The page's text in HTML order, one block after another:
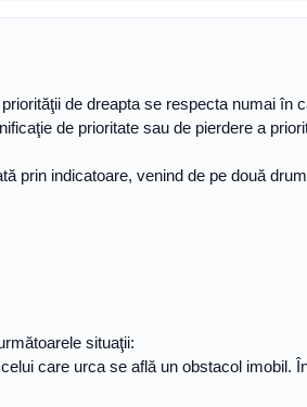
de dreapta se respecta numai
de prioritate sau de pierdere a
prin indicatoare, venind de pe două
situaţii:
care urca se află un obstacol